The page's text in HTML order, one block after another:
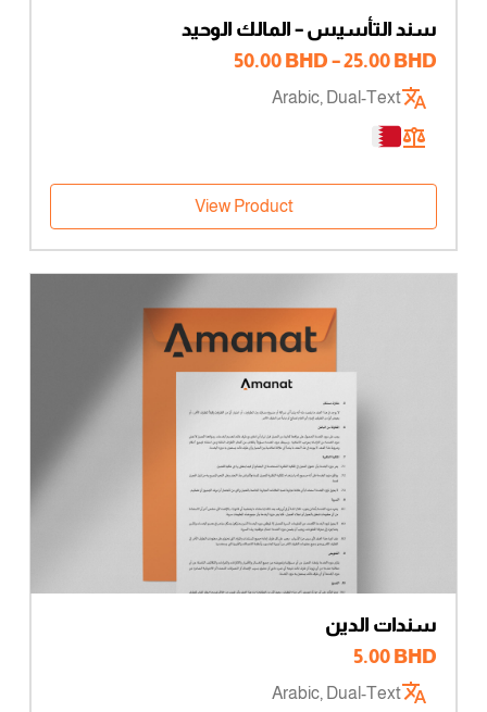
سند التأسيس – المالك الوحيد
25.00BHD
–
50.00BHD
⁦50.00 BHD⁩
Arabic, Dual-Text
View Product
سندات الدين
5.00BHD
Arabic, Dual-Text